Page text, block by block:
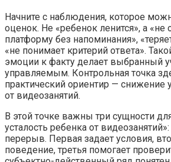
Начните с наблюдения, которое
оценок. Не «ребенок ленится», а «не
платформу без напоминания»,
«не понимает критерий ответа».
эмоции к факту делает выбранный
управляемым. Контрольная точка
практический ориентир — снижение
от видеозанятий.
В этой точке важны три сущности
усталость ребенка от
перерыв. Первая задает условия,
поведение, третья помогает